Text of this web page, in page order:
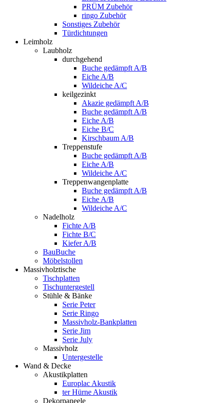
PRÜM Zubehör
ringo Zubehör
Sonstiges Zubehör
Türdichtungen
Leimholz
Laubholz
durchgehend
Buche gedämpft A/B
Eiche A/B
Wildeiche A/C
keilgezinkt
Akazie gedämpft A/B
Buche gedämpft A/B
Eiche A/B
Eiche B/C
Kirschbaum A/B
Treppenstufe
Buche gedämpft A/B
Eiche A/B
Wildeiche A/C
Treppenwangenplatte
Buche gedämpft A/B
Eiche A/B
Wildeiche A/C
Nadelholz
Fichte A/B
Fichte B/C
Kiefer A/B
BauBuche
Möbelstollen
Massivholztische
Tischplatten
Tischuntergestell
Stühle & Bänke
Serie Peter
Serie Ringo
Massivholz-Bankplatten
Serie Jim
Serie July
Massivholz
Untergestelle
Wand & Decke
Akustikplatten
Europlac Akustik
ter Hürne Akustik
Dekorpaneele